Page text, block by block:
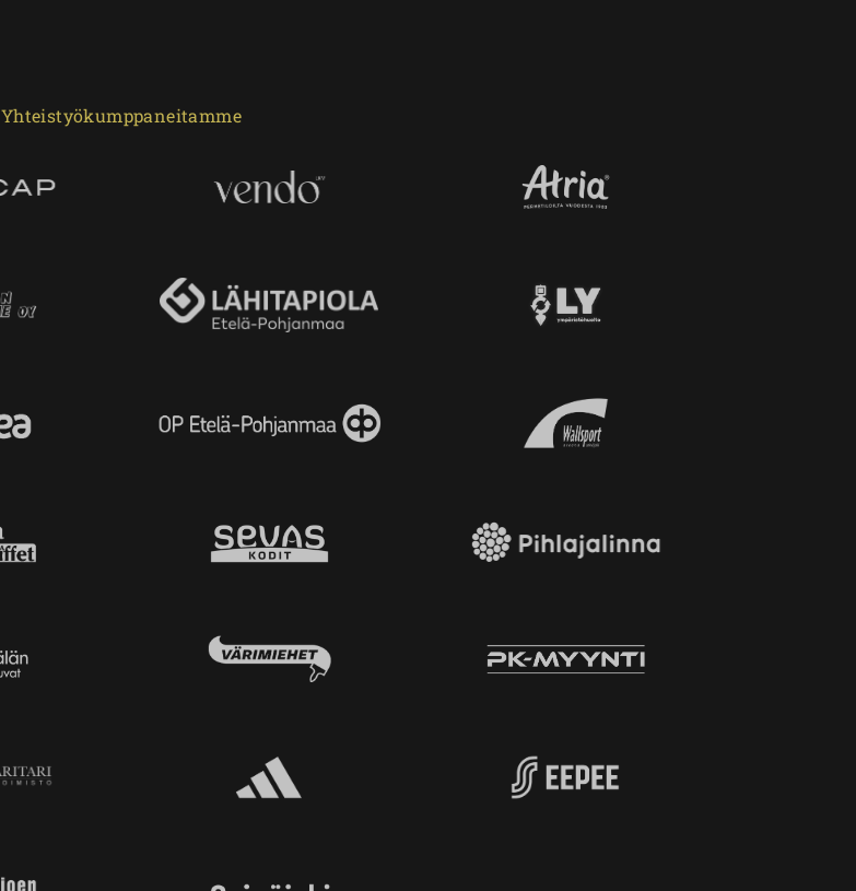
Yhteistyökumppaneitamme